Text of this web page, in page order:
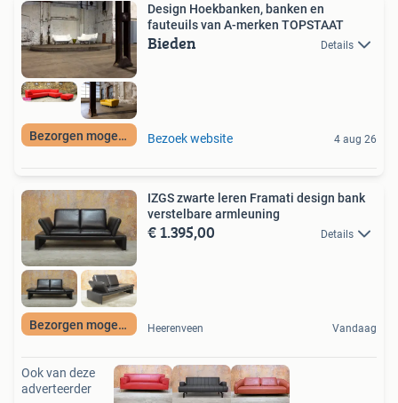
Bezorgen mogelijk
Design Hoekbanken, banken en
fauteuils van A-merken TOPSTAAT
Bieden Details
Bezoek website 4 aug 26
Bezorgen mogelijk
IZGS zwarte leren Framati design bank
verstelbare armleuning
€ 1.395,00 Details
Heerenveen Vandaag
Ook van deze
adverteerder